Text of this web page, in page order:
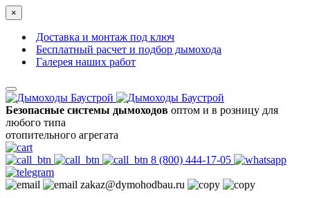
×
Доставка и монтаж под ключ
Бесплатный расчет и подбор дымохода
Галерея наших работ
Безопасные системы дымоходов оптом и в розницу для
любого типа
отопительного агрегата
8 (800) 444-17-05
zakaz@dymohodbau.ru